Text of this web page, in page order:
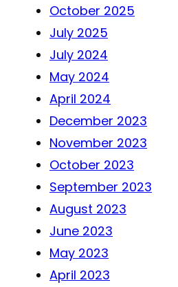
October 2025
July 2025
July 2024
May 2024
April 2024
December 2023
November 2023
October 2023
September 2023
August 2023
June 2023
May 2023
April 2023